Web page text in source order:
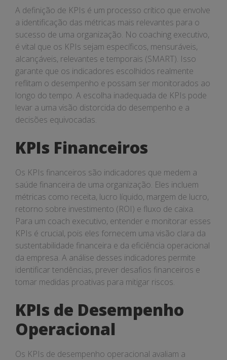
A definição de KPIs é um processo crítico que envolve
a identificação das métricas mais relevantes para o
sucesso de uma organização. No coaching executivo,
é vital que os KPIs sejam específicos, mensuráveis,
alcançáveis, relevantes e temporais (SMART). Isso
garante que os indicadores escolhidos realmente
reflitam o desempenho e possam ser monitorados ao
longo do tempo. A escolha inadequada de KPIs pode
levar a uma visão distorcida do desempenho e a
decisões equivocadas.
KPIs Financeiros
Os KPIs financeiros são indicadores que medem a
saúde financeira de uma organização. Eles incluem
métricas como receita, lucro líquido, margem de lucro,
retorno sobre investimento (ROI) e fluxo de caixa.
Para um coach executivo, entender e monitorar esses
KPIs é crucial, pois eles fornecem uma visão clara da
sustentabilidade financeira e da eficiência operacional
da empresa. A análise desses indicadores permite
identificar tendências, prever desafios financeiros e
tomar medidas proativas para mitigar riscos.
KPIs de Desempenho
Operacional
Os KPIs de desempenho operacional avaliam a